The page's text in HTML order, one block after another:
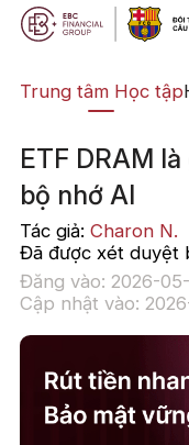
Trung tâm Học tập
ETF DRAM
bộ nhớ AI
Tác giả: Charon N.
Đã được xét duyệt
Đăng vào: 2026-
Cập nhật vào: